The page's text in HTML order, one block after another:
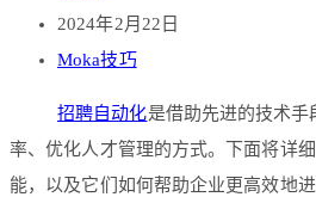
2024年2月22日
Moka技巧
招聘自动化是借助先进的技术
率、优化人才管理的方式。下面将详
能，以及它们如何帮助企业更高效地进